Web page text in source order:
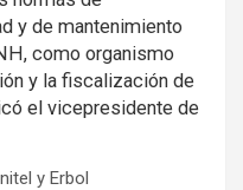
y de mantenimiento
como organismo
y la fiscalización de
el vicepresidente de
y Erbol